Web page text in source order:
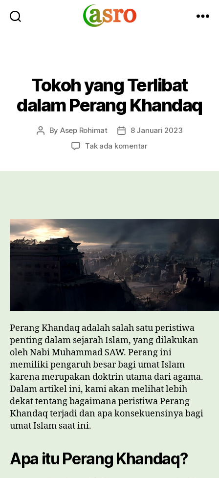
Tokoh yang Terlibat
dalam Perang Khandaq
Post
By Asep Rohimat
Post8 Januari 2023
Tak ada komentarpada
Perang Khandaq adalah salah satu peristiwa
penting dalam sejarah Islam, yang dilakukan
oleh Nabi Muhammad SAW. Perang ini
memiliki pengaruh besar bagi umat Islam
karena merupakan doktrin utama dari agama.
Dalam artikel ini, kami akan melihat lebih
dekat tentang bagaimana peristiwa Perang
Khandaq terjadi dan apa konsekuensinya bagi
umat Islam saat ini.
Apa itu Perang Khandaq?